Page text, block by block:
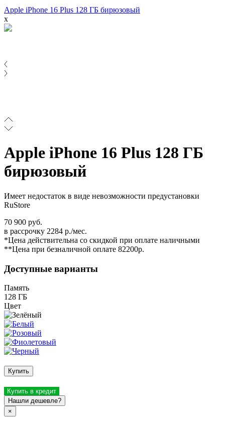
Apple iPhone 16 Plus 128 ГБ бирюзовый
x
Apple iPhone 16 Plus 128 ГБ
бирюзовый
Имеет недостаток в виде невозможности предустановки
RuStore
70 900 руб.
в рассрочку 2284 р./мес.
*Цена действительна со скидкой при оплате наличными
**Цена при безналичной оплате 82200р.
Доступные варианты
Память
128 ГБ
Цвет
Купить
Купить в кредит
Нашли дешевле?
×